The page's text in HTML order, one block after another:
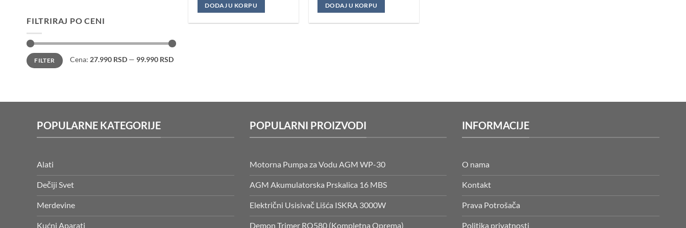
FILTRIRAJ PO CENI
Minimalna
cena
Maksimalna
cenaFILTER Cena: 27.990 RSD— 99.990 RSD
DODAJ U KORPU
bila:
je:
27.990 RSD.
DODAJ U KORPU
POPULARNE KATEGORIJE
Alati
Dečiji Svet
Merdevine
Kućni Aparati
POPULARNI PROIZVODI
Motorna Pumpa za Vodu AGM WP-30
AGM Akumulatorska Prskalica 16 MBS
Električni Usisivač Lišća ISKRA 3000W
Demon Trimer RQ580 (Kompletna Oprema)
INFORMACIJE
O nama
Kontakt
Prava Potrošača
Politika privatnosti